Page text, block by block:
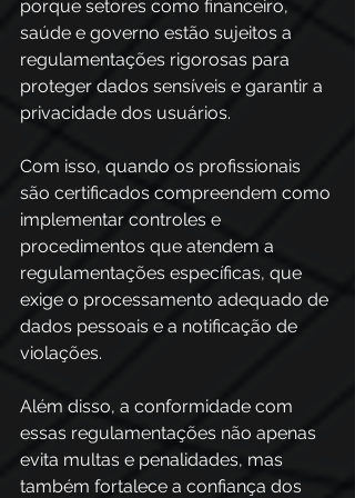
porque setores como financeiro,
saúde e governo estão sujeitos a
regulamentações rigorosas para
proteger dados sensíveis e garantir a
privacidade dos usuários.
Com isso, quando os profissionais
são certificados compreendem como
implementar controles e
procedimentos que atendem a
regulamentações específicas, que
exige o processamento adequado de
dados pessoais e a notificação de
violações.
Além disso, a conformidade com
essas regulamentações não apenas
evita multas e penalidades, mas
também fortalece a confiança dos